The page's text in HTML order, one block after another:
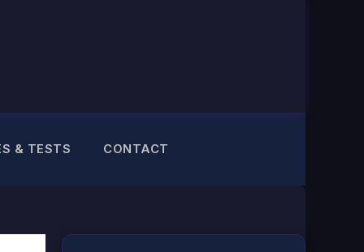
& TESTS CONTACT